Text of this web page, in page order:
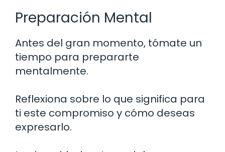
Preparación Mental
Antes del gran momento, tómate un
tiempo para prepararte
mentalmente.
Reflexiona sobre lo que significa para
ti este compromiso y cómo deseas
expresarlo.